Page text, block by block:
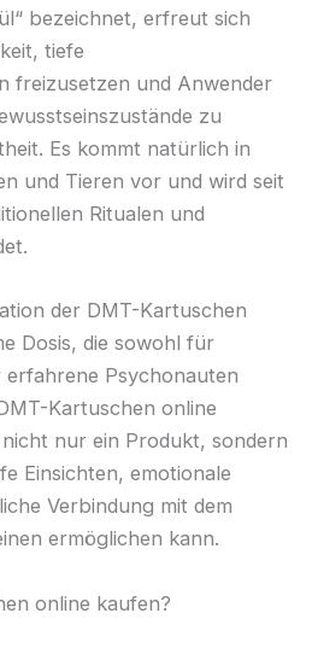
bezeichnet, erfreut sich
tiefe
freizusetzen und Anwender
zu
Es kommt natürlich in
und Tieren vor und wird seit
Ritualen und
der DMT-Kartuschen
Dosis, die sowohl für
Psychonauten
Kartuschen online
nur ein Produkt, sondern
Einsichten, emotionale
Verbindung mit dem
ermöglichen kann.
online kaufen?